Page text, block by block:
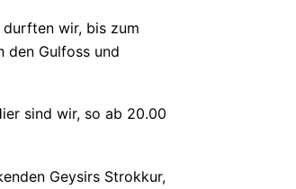
wir, bis zum
den Gulfoss und
sind wir, so ab 20.00
Geysirs Strokkur,